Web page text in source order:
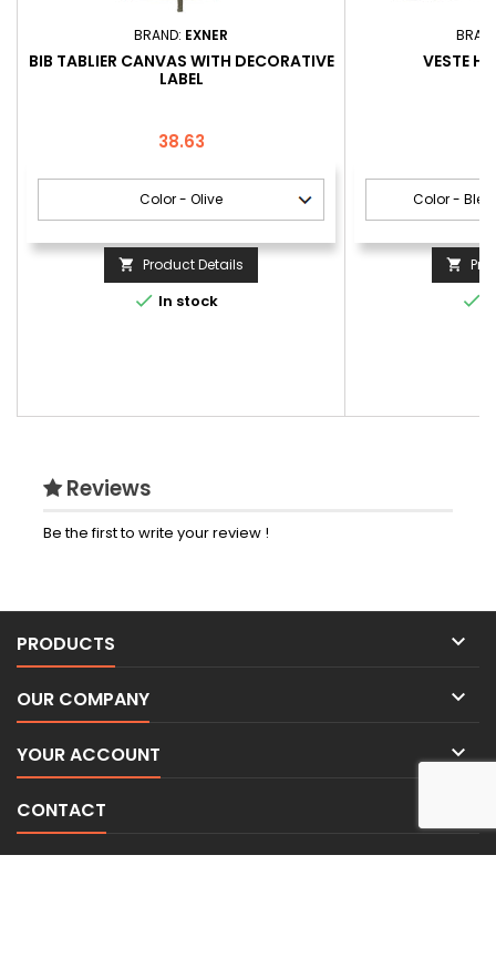
BRAND: EXNER
BIB TABLIER CANVAS WITH DECORATIVE
LABEL
Price
38.63
 Product Details
 In stock
VESTE


Reviews
Be the first to write your review !
PRODUCTS 
OUR COMPANY 
YOUR ACCOUNT 
CONTACT